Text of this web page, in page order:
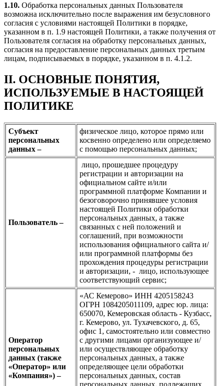
1.10. Обработка персональных данных Пользователя
возможна исключительно после выражения им безусловного
согласия с условиями настоящей Политики в порядке,
указанном в п. 1.9 настоящей Политики, а также получения от
Пользователя согласия на обработку персональных данных,
согласия на предоставление персональных данных третьим
лицам, подписываемых в порядке, указанном в п. 4.1.2.
II. ОСНОВНЫЕ ПОНЯТИЯ,
ИСПОЛЬЗУЕМЫЕ В НАСТОЯЩЕЙ
ПОЛИТИКЕ
Субъект
персональных
данных –
физическое лицо, которое прямо или
косвенно определено или определяемо
с помощью персональных данных;
Пользователь –
лицо, прошедшее процедуру
регистрации и авторизации на
официальном сайте и/или
программной платформе Компании и
безоговорочно принявшее условия
настоящей Политики обработки
персональных данных, а также
связанных с ней положений и
соглашений, при возможности
использования официального сайта и/
или программной платформы без
прохождения процедуры регистрации
и авторизации, - лицо, использующее
соответствующий сервис;
Оператор
персональных
данных (также
«Оператор» или
«Компания») –
«АС Кемерово» ИНН 4205158243
ОГРН 1084205011109, адрес юр. лица:
650070, Кемеровская область - Кузбасс,
г. Кемерово, ул. Тухачевского, д. 65,
офис 1, самостоятельно или совместно
с другими лицами организующее и/
или осуществляющее обработку
персональных данных, а также
определяющее цели обработки
персональных данных, состав
персональных данных, подлежащих